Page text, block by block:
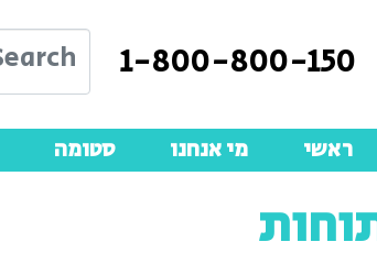
1-800-800-150
ראשי מי אנחנו סטומה